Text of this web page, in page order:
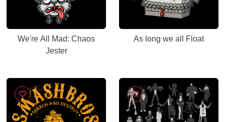
We're All Mad: Chaos
Jester
As long we all Float